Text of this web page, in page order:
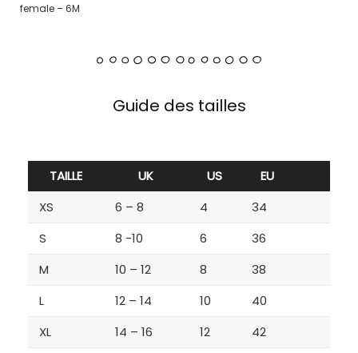
female – 6M
Guide des tailles
TAILLE UK US
EU
XS
6 – 8 4
34
S
8 -10 6
36
M
10 – 12 8
38
L
12 – 14 10
40
XL
14 – 16 12
42